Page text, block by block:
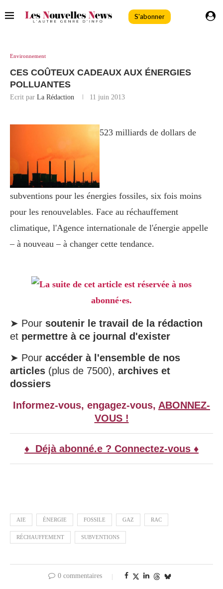
S'abonner
Environnement
CES COÛTEUX CADEAUX AUX ÉNERGIES
POLLUANTES
Ecrit par La Rédaction 11 juin 2013
523 milliards de dollars de
subventions pour les énergies fossiles, six fois moins
pour les renouvelables. Face au réchauffement
climatique, l'Agence internationale de l'énergie appelle
– à nouveau – à changer cette tendance.
La suite de cet article est réservée à nos
abonné·es.
➤ Pour soutenir le travail de la rédaction
et permettre à ce journal d'exister
➤ Pour accéder à l'ensemble de nos
articles (plus de 7500), archives et
dossiers
Informez-vous, engagez-vous, ABONNEZ-
VOUS !
♦ Déjà abonné.e ? Connectez-vous ♦
AIE ÉNERGIE FOSSILE GAZ RAC
RÉCHAUFFEMENT SUBVENTIONS
0 commentaires